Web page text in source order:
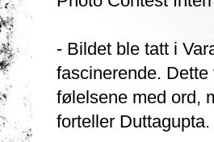
- Bildet ble tatt i
fascinerende.
følelsene med ord,
forteller Duttagupta.